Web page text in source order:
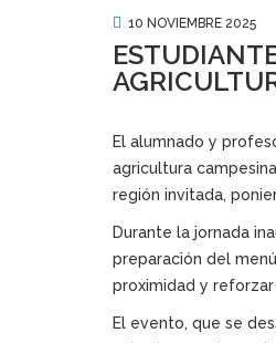
10 NOVIEMBRE 2025
El alumnado y
agricultura
región invitada,
Durante la jornada
preparación del
proximidad y
El evento, que se